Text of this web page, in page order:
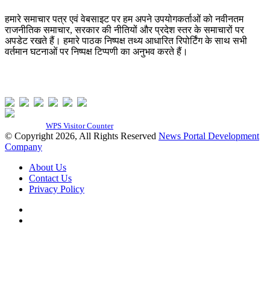
हमारे समाचार पत्र एवं वेबसाइट पर हम अपने उपयोगकर्ताओं को नवीनतम
राजनीतिक समाचार, सरकार की नीतियों और प्रदेश स्तर के समाचारों पर
अपडेट रखते हैं। हमारे पाठक निष्पक्ष तथ्य आधारित रिपोर्टिंग के साथ सभी
वर्तमान घटनाओं पर निष्पक्ष टिप्पणी का अनुभव करते हैं।
WPS Visitor Counter
© Copyright 2026, All Rights Reserved News Portal Development
Company
About Us
Contact Us
Privacy Policy